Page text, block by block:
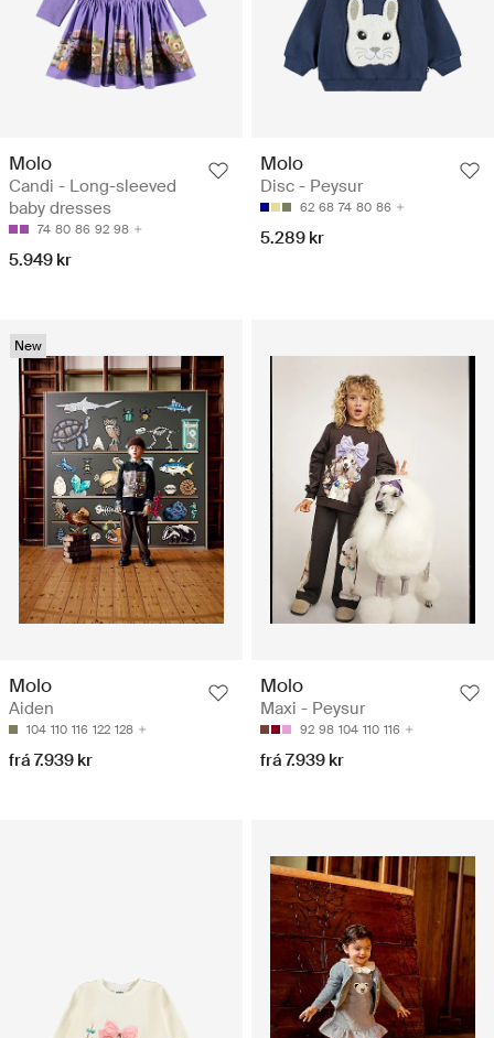
Molo
Candi - Long-sleeved
baby dresses
74 80 86 92 98
5.949 kr
Molo
Disc - Peysur
62 68 74 80 86
5.289 kr
New
Molo
Aiden
104 110 116 122 128
frá 7.939 kr
Molo
Maxi - Peysur
92 98 104 110 116
frá 7.939 kr